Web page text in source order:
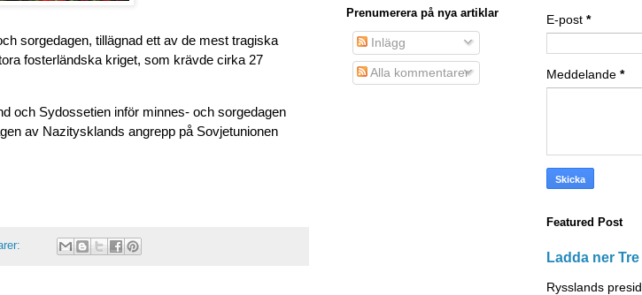
sorgedagen, tillägnad ett av de mest tragiska
fosterländska kriget, som krävde cirka 27
och Sydossetien inför minnes- och sorgedagen
av Nazitysklands angrepp på Sovjetunionen
Prenumerera på nya artiklar
Inlägg
Alla kommentarer
E-post *
Meddelande *
Featured Post
Ladda ner
Rysslands